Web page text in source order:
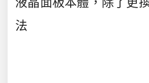
法